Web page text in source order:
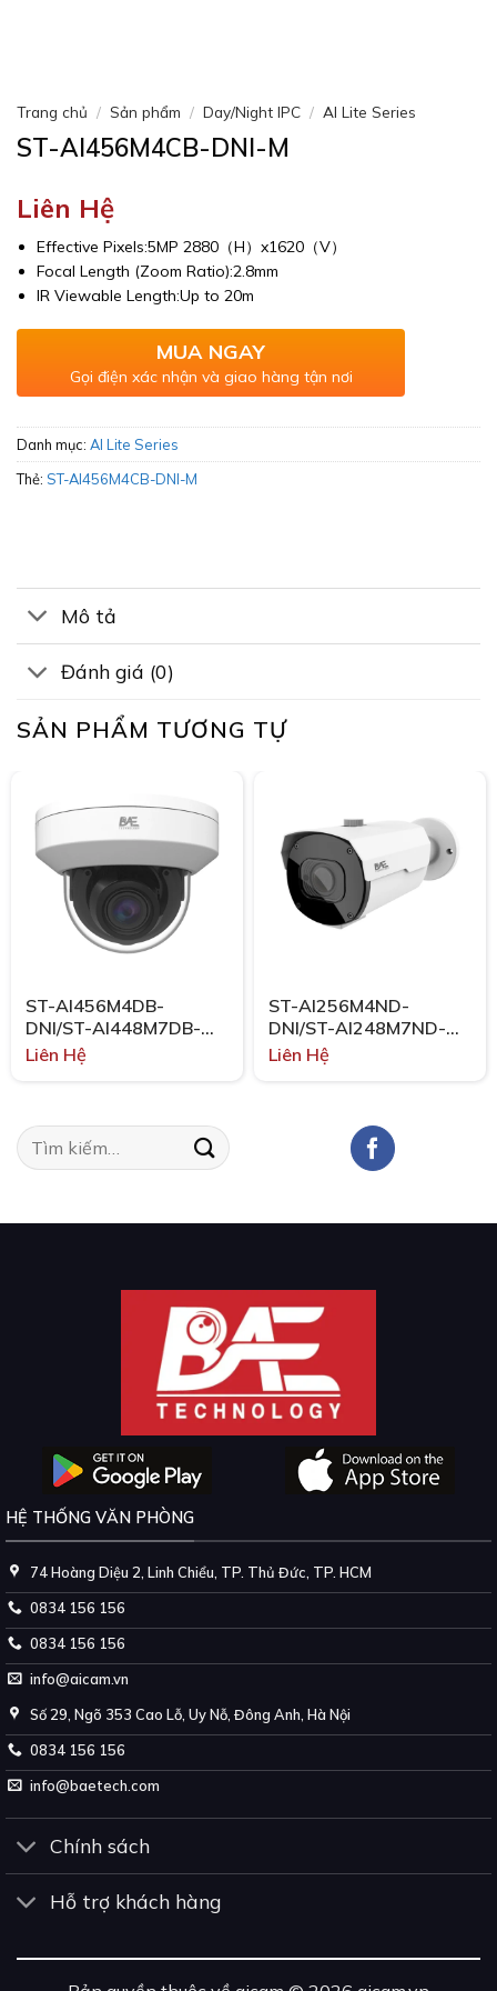
Trang chủ / Sản phẩm / Day/Night IPC / AI Lite Series
ST-AI456M4CB-DNI-M
Liên Hệ
Effective Pixels:5MP 2880（H）x1620（V）
Focal Length (Zoom Ratio):2.8mm
IR Viewable Length:Up to 20m
MUA NGAY
Gọi điện xác nhận và giao hàng tận nơi
Danh mục: AI Lite Series
Thẻ: ST-AI456M4CB-DNI-M
Mô tả
Đánh giá (0)
SẢN PHẨM TƯƠNG TỰ
ST-AI456M4DB-
DNI/ST-AI448M7DB-
DNI
Liên Hệ
ST-AI256M4ND-
DNI/ST-AI248M7ND-
DNI
Liên Hệ
Tìm
kiếm:
HỆ THỐNG VĂN PHÒNG
74 Hoàng Diệu 2, Linh Chiểu, TP. Thủ Đức, TP. HCM
0834 156 156
0834 156 156
info@aicam.vn
Số 29, Ngõ 353 Cao Lỗ, Uy Nỗ, Đông Anh, Hà Nội
0834 156 156
info@baetech.com
Chính sách
Hỗ trợ khách hàng